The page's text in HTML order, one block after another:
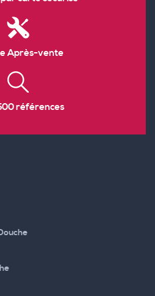
Après-vente
références